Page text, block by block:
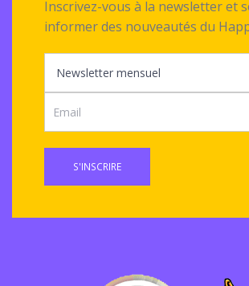
Inscrivez-vous à la newsletter et
informer des nouveautés du
S'INSCRIRE